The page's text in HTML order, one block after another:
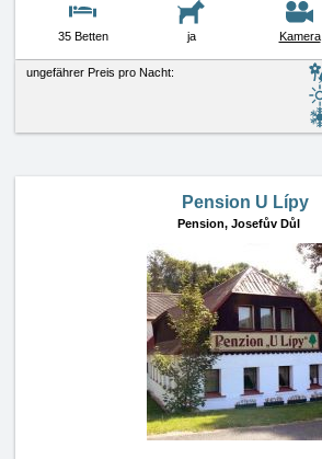
35 Betten ja Kamera
ungefährer Preis pro Nacht:
Pension U Lípy
Pension, Josefův Důl